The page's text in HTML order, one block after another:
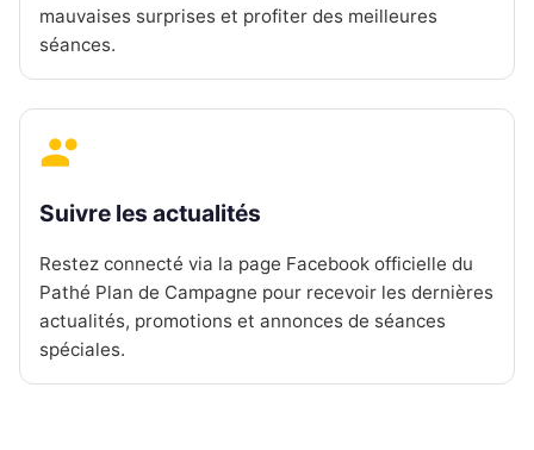
mauvaises surprises et profiter des meilleures
séances.
Suivre les actualités
Restez connecté via la page Facebook officielle du
Pathé Plan de Campagne pour recevoir les dernières
actualités, promotions et annonces de séances
spéciales.